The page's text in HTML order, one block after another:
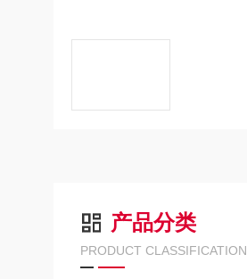
产品分类
PRODUCT CLASSIFICATION